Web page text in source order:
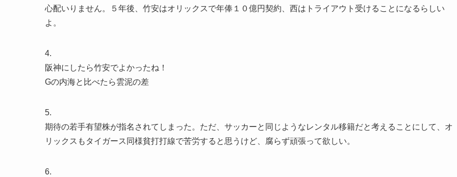
心配いりません。５年後、竹安はオリックスで年俸１０億円契約、西はトライアウト受けることになるらしい
よ。
4.
阪神にしたら竹安でよかったね！
Gの内海と比べたら雲泥の差
5.
期待の若手有望株が指名されてしまった。ただ、サッカーと同じようなレンタル移籍だと考えることにして、オ
リックスもタイガース同様貧打打線で苦労すると思うけど、腐らず頑張って欲しい。
6.